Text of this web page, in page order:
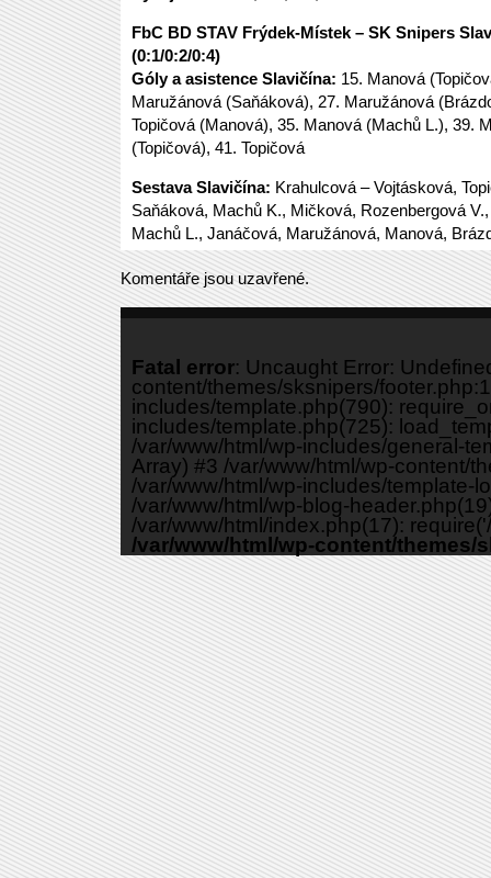
FbC BD STAV Frýdek-Místek – SK Snipers
(0:1/0:2/0:4)
Góly a asistence Slavičína: 15. Manová
Maružánová (Saňáková), 27. Maružánová
Topičová (Manová), 35. Manová (Machů L.), 39.
(Topičová), 41. Topičová
Sestava Slavičína: Krahulcová – Vojtásková,
Saňáková, Machů K., Mičková, Rozenbergová
Machů L., Janáčová, Maružánová, Manová,
Komentáře jsou uzavřené.
Fatal error: Uncaught Error:
content/themes/sksnipers/
includes/template.php(790):
includes/template.php(725):
/var/www/html/wp-includes/general-
Array) #3 /var/www/html/wp-content/
/var/www/html/wp-includes/template-
/var/www/html/wp-blog-
/var/www/html/index.php(17):
/var/www/html/wp-content/themes/